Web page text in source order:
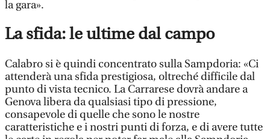
la gara».
La sfida: le ultime dal campo
Calabro si è quindi concentrato sulla Sampdoria: «Ci
attenderà una sfida prestigiosa, oltreché difficile dal
punto di vista tecnico. La Carrarese dovrà andare a
Genova libera da qualsiasi tipo di pressione,
consapevole di quelle che sono le nostre
caratteristiche e i nostri punti di forza, e di avere tutte